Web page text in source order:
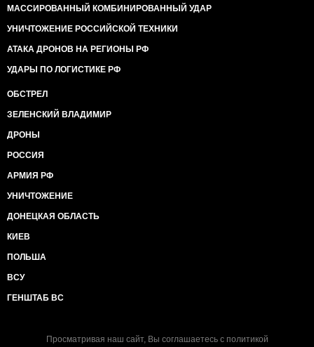
МАССИРОВАННЫЙ КОМБИНИРОВАННЫЙ УДАР
УНИЧТОЖЕНИЕ РОССИЙСКОЙ ТЕХНИКИ
АТАКА ДРОНОВ НА РЕГИОНЫ РФ
УДАРЫ ПО ЛОГИСТИКЕ РФ
ОБСТРЕЛ
ЗЕЛЕНСКИЙ ВЛАДИМИР
ДРОНЫ
РОССИЯ
АРМИЯ РФ
УНИЧТОЖЕНИЕ
ДОНЕЦКАЯ ОБЛАСТЬ
КИЕВ
ПОЛЬША
ВСУ
ГЕНШТАБ ВС
Просматривая наш сайт, Вы соглашаетесь с политикой